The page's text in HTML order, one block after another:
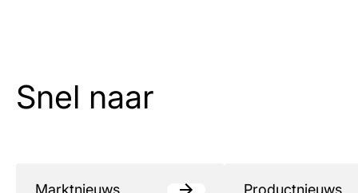
Snel naar
Marktnieuws Productnieuws